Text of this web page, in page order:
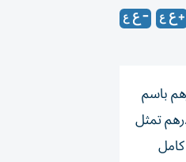
في مشروع شهير، بتسجيل فيلا بـ 14.7 مليون درهم باسم
كما قضت بإلزامهما بالتضامن سداد 6.37 مليون درهم تمثل
كامل